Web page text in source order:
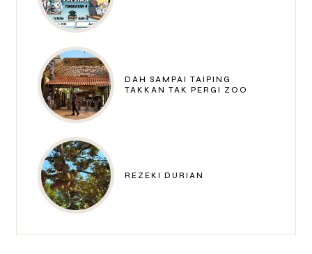
DAH SAMPAI TAIPING
TAKKAN TAK PERGI ZOO
REZEKI DURIAN